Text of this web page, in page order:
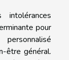
pour
être général.